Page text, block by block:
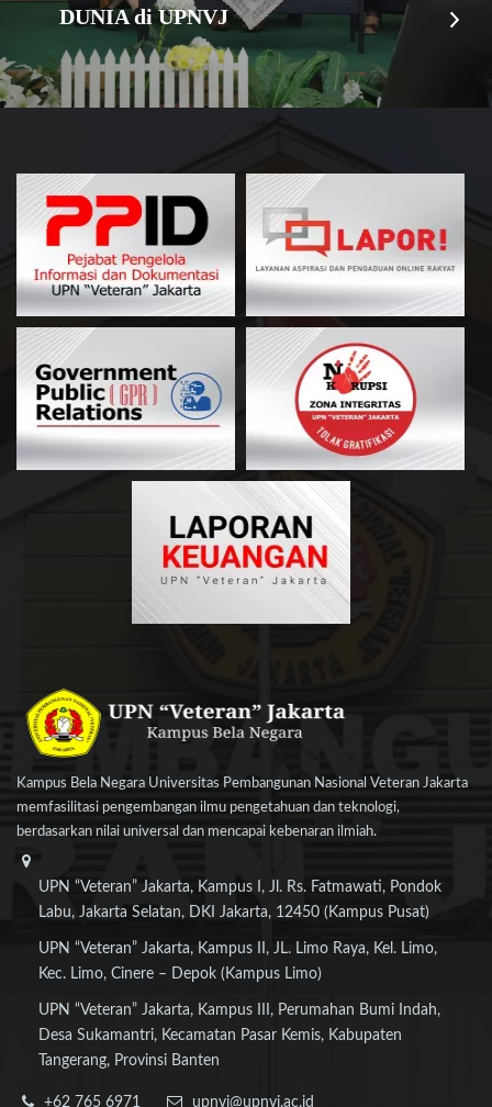
DUNIA di UPNVJ
Kampus Bela Negara Universitas Pembangunan Nasional Veteran Jakarta
memfasilitasi pengembangan ilmu pengetahuan dan teknologi,
berdasarkan nilai universal dan mencapai kebenaran ilmiah.
UPN “Veteran” Jakarta, Kampus I, Jl. Rs. Fatmawati, Pondok
Labu, Jakarta Selatan, DKI Jakarta, 12450 (Kampus Pusat)
UPN “Veteran” Jakarta, Kampus II, JL. Limo Raya, Kel. Limo,
Kec. Limo, Cinere – Depok (Kampus Limo)
UPN “Veteran” Jakarta, Kampus III, Perumahan Bumi Indah,
Desa Sukamantri, Kecamatan Pasar Kemis, Kabupaten
Tangerang, Provinsi Banten
+62 765 6971
upnvj@upnvj.ac.id